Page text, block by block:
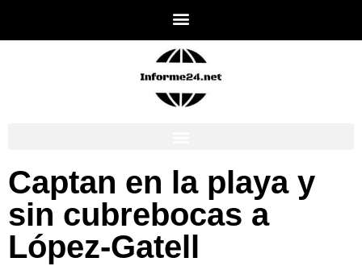
Captan en la playa y
sin cubrebocas a
López-Gatell